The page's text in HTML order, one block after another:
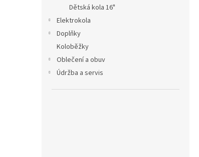
Dětská kola 16"
Elektrokola
Doplňky
Koloběžky
Oblečení a obuv
Údržba a servis